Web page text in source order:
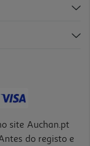
site Auchan.pt
do registo e